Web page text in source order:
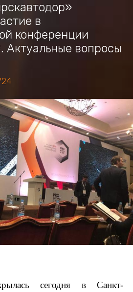
в
конференции
вопросы
сегодня в Санкт-